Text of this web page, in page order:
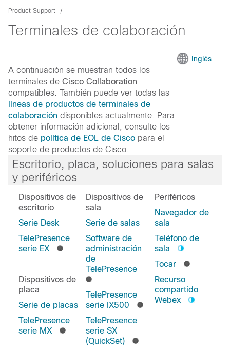
Product Support
Terminales de colaboración
Inglés
A continuación se muestran todos los
terminales de Cisco Collaboration
compatibles. También puede ver todas las
líneas de productos de terminales de
colaboración disponibles actualmente. Para
obtener información adicional, consulte los
hitos de política de EOL de Cisco para el
soporte de productos de Cisco.
Escritorio, placa, soluciones para salas
y periféricos
Dispositivos de
escritorio
Serie Desk
TelePresence
serie EX
Dispositivos de
placa
Serie de placas
TelePresence
serie MX
Dispositivos de
sala
Serie de salas
Software de
administración
de
TelePresence
TelePresence
serie IX500
TelePresence
serie SX
(QuickSet)
Periféricos
Navegador de
sala
Teléfono de
sala
Tocar
Recurso
compartido
Webex